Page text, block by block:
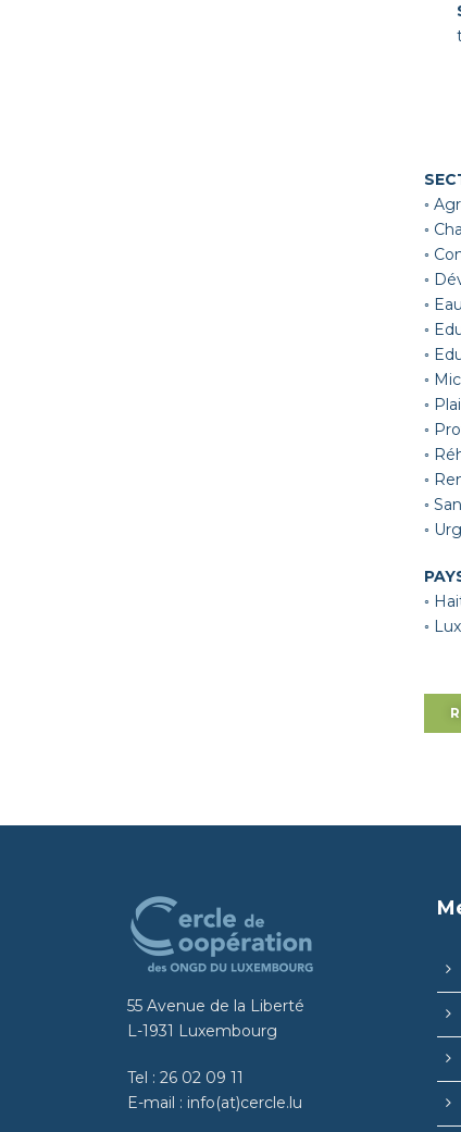
◦
◦
◦
◦
◦
◦
◦
◦
◦
◦
◦
◦
◦
◦
◦
◦
55 Avenue de la Liberté
L-1931 Luxembourg
Tel : 26 02 09 11
E-mail : info(at)cercle.lu